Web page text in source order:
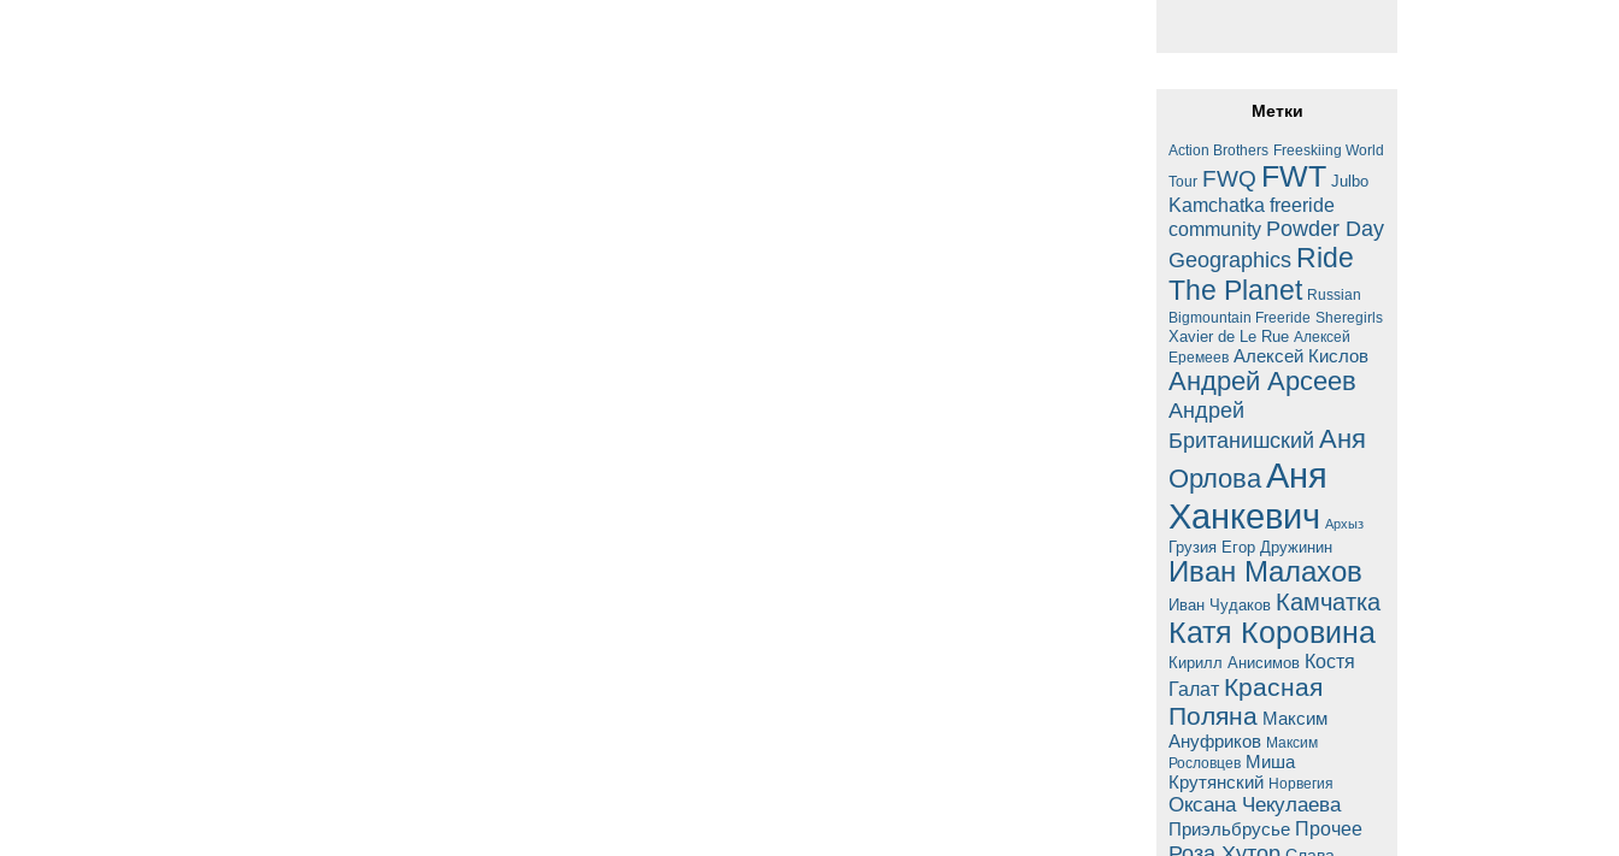
Метки
Action Brothers Freeskiing World
Tour FWQ FWT Julbo
Kamchatka freeride
community Powder Day
Geographics Ride
The Planet Russian
Bigmountain Freeride Sheregirls
Xavier de Le Rue Алексей
Еремеев Алексей Кислов
Андрей Арсеев
Андрей
Британишский Аня
ОрловаАня
Ханкевич Архыз
Грузия Егор Дружинин
Иван Малахов
Иван Чудаков Камчатка
Катя Коровина
Кирилл Анисимов Костя
Галат Красная
Поляна Максим
Ануфриков Максим
Рословцев Миша
Крутянский Норвегия
Оксана Чекулаева
Приэльбрусье Прочее